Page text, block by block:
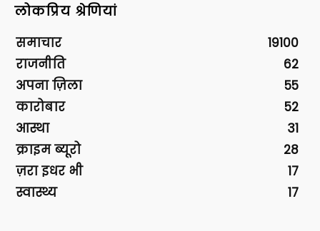
लोकप्रिय श्रेणियां
समाचार
19100
राजनीति
62
अपना ज़िला
55
कारोबार
52
आस्था
31
क्राइम ब्यूरो
28
ज़रा इधर भी
17
स्वास्थ्य
17